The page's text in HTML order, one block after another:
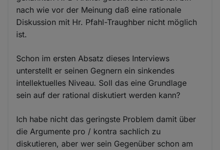
nach wie vor der Meinung daß eine rationale
Diskussion mit Hr. Pfahl-Traughber nicht möglich
ist.
Schon im ersten Absatz dieses Interviews
unterstellt er seinen Gegnern ein sinkendes
intellektuelles Niveau. Soll das eine Grundlage
sein auf der rational diskutiert werden kann?
Ich habe nicht das geringste Problem damit über
die Argumente pro / kontra sachlich zu
diskutieren, aber wer sein Gegenüber schon am